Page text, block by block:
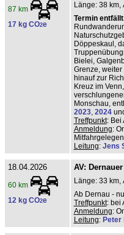
87 km
17 kg CO2e
Länge: 38 km,
Termin
Döppeskaul,
Bielei,
Grenze,
hinauf zur
Kreuz im
Monschau,
2023, 2024
Treffpunkt: Bei
Anmeldung:
Leitung: Jens
18.04.2026
60 km
12 kg CO2e
AV:
Länge: 33 km,
Ab Dernau -
Treffpunkt: bei
Anmeldung:
Leitung: Peter